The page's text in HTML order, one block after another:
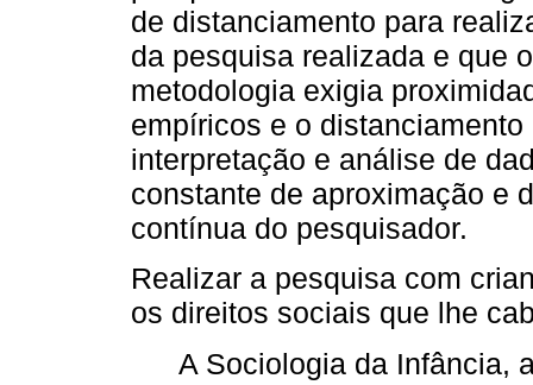
de distanciamento para
da pesquisa realizada e que
metodologia exigia
empíricos e o
interpretação e análise de
constante de aproximação e
contínua do pesquisador.
Realizar a pesquisa com
os direitos sociais que lhe
A Sociologia da Infância,